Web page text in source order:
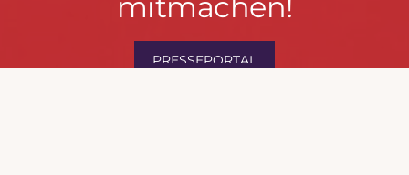
mitmachen!PRESSEPORTAL